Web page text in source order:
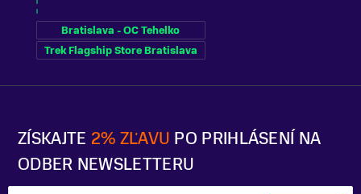
ZÍSKAJTE 2% ZĽAVU PO PRIHLÁSENÍ NA
ODBER NEWSLETTERU
Bratislava - OC Tehelko
Trek Flagship Store Bratislava